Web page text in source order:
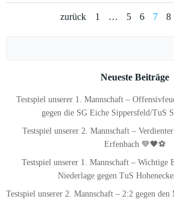
Posts
zurück
Posts
Page
1 … Page
5 Page
6 Page
7 8
Neueste Beiträge
Testspiel unserer 1. Mannschaft –
gegen die SG Eiche Sippersfeld/TuS
Testspiel unserer 2. Mannschaft –
Erfenbach 💙🖤⚽
Testspiel unserer 1. Mannschaft – Wichtige
Niederlage gegen TuS
Testspiel unserer 2. Mannschaft – 2:2 gegen